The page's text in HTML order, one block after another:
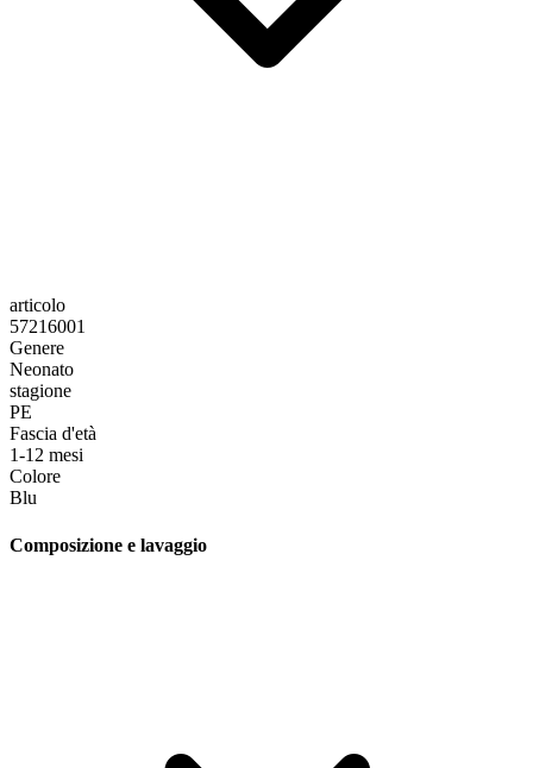
articolo
57216001
Genere
Neonato
stagione
PE
Fascia d'età
1-12 mesi
Colore
Blu
Composizione e lavaggio